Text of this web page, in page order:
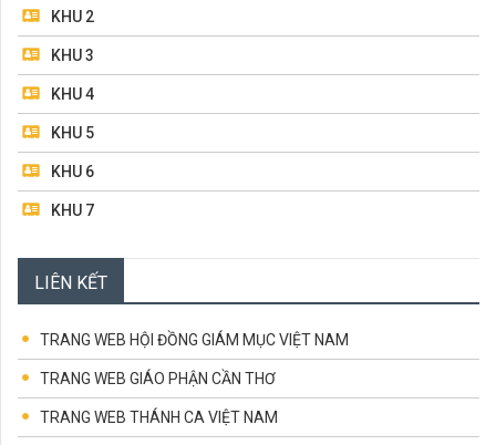
14/05/2022
SINH)
ĐỌC TIẾP...
KHU 2
KHU 3
KHU 4
KHU 5
KHU 6
KHU 7
BAN MỤC VỤ TRUYỀN THÔNG
BAN TRẬT TỰ & GIỮ XE
LIÊN KẾT
TRANG WEB HỘI ĐỒNG GIÁM MỤC VIỆT NAM
TRANG WEB GIÁO PHẬN CẦN THƠ
TRANG WEB THÁNH CA VIỆT NAM